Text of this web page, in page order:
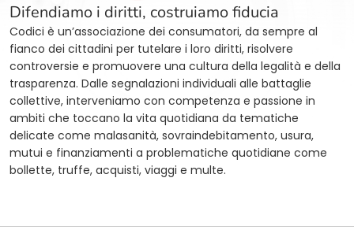
Difendiamo i diritti, costruiamo fiducia
Codici è un’associazione dei consumatori, da sempre al
fianco dei cittadini per tutelare i loro diritti, risolvere
controversie e promuovere una cultura della legalità e della
trasparenza. Dalle segnalazioni individuali alle battaglie
collettive, interveniamo con competenza e passione in
ambiti che toccano la vita quotidiana da tematiche
delicate come malasanità, sovraindebitamento, usura,
mutui e finanziamenti a problematiche quotidiane come
bollette, truffe, acquisti, viaggi e multe.